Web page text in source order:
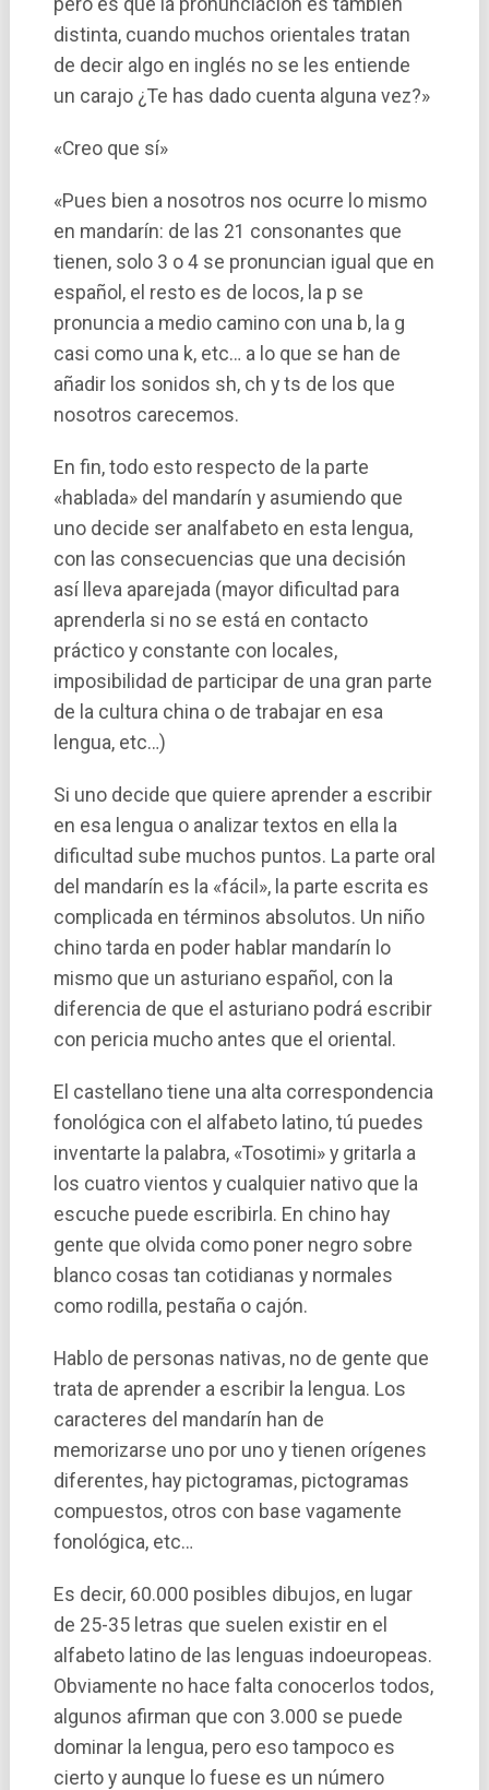
distinta, cuando muchos orientales tratan
de decir algo en inglés no se les entiende
un carajo ¿Te has dado cuenta alguna vez?»
«Creo que sí­»
«Pues bien a nosotros nos ocurre lo mismo
en mandarí­n: de las 21 consonantes que
tienen, solo 3 o 4 se pronuncian igual que en
español, el resto es de locos, la p se
pronuncia a medio camino con una b, la g
casi como una k, etc… a lo que se han de
añadir los sonidos sh, ch y ts de los que
nosotros carecemos.
En fin, todo esto respecto de la parte
«hablada» del mandarí­n y asumiendo que
uno decide ser analfabeto en esta lengua,
con las consecuencias que una decisión
así­ lleva aparejada (mayor dificultad para
aprenderla si no se está en contacto
práctico y constante con locales,
imposibilidad de participar de una gran parte
de la cultura china o de trabajar en esa
lengua, etc…)
Si uno decide que quiere aprender a escribir
en esa lengua o analizar textos en ella la
dificultad sube muchos puntos. La parte oral
del mandarí­n es la «fácil», la parte escrita es
complicada en términos absolutos. Un niño
chino tarda en poder hablar mandarí­n lo
mismo que un asturiano español, con la
diferencia de que el asturiano podrá escribir
con pericia mucho antes que el oriental.
El castellano tiene una alta correspondencia
fonológica con el alfabeto latino, tú puedes
inventarte la palabra, «Tosotimi» y gritarla a
los cuatro vientos y cualquier nativo que la
escuche puede escribirla. En chino hay
gente que olvida como poner negro sobre
blanco cosas tan cotidianas y normales
como rodilla, pestaña o cajón.
Hablo de personas nativas, no de gente que
trata de aprender a escribir la lengua. Los
caracteres del mandarí­n han de
memorizarse uno por uno y tienen orí­genes
diferentes, hay pictogramas, pictogramas
compuestos, otros con base vagamente
fonológica, etc…
Es decir, 60.000 posibles dibujos, en lugar
de 25-35 letras que suelen existir en el
alfabeto latino de las lenguas indoeuropeas.
Obviamente no hace falta conocerlos todos,
algunos afirman que con 3.000 se puede
dominar la lengua, pero eso tampoco es
cierto y aunque lo fuese es un número